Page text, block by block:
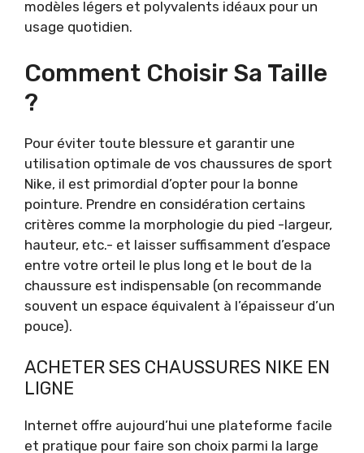
modèles légers et polyvalents idéaux pour un
usage quotidien.
Comment Choisir Sa Taille
?
Pour éviter toute blessure et garantir une
utilisation optimale de vos chaussures de sport
Nike, il est primordial d’opter pour la bonne
pointure. Prendre en considération certains
critères comme la morphologie du pied -largeur,
hauteur, etc.- et laisser suffisamment d’espace
entre votre orteil le plus long et le bout de la
chaussure est indispensable (on recommande
souvent un espace équivalent à l’épaisseur d’un
pouce).
ACHETER SES CHAUSSURES NIKE EN
LIGNE
Internet offre aujourd’hui une plateforme facile
et pratique pour faire son choix parmi la large